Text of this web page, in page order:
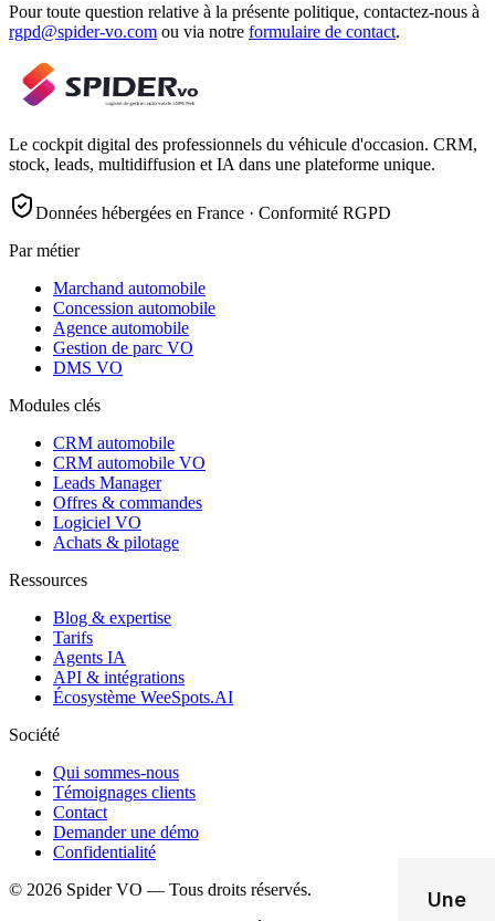
Pour toute question relative à la présente politique, contactez-nous à
rgpd@spider-vo.com ou via notre formulaire de contact.
Le cockpit digital des professionnels du véhicule d'occasion. CRM,
stock, leads, multidiffusion et IA dans une plateforme unique.
Données hébergées en France · Conformité RGPD
Par métier
Marchand automobile
Concession automobile
Agence automobile
Gestion de parc VO
DMS VO
Modules clés
CRM automobile
CRM automobile VO
Leads Manager
Offres & commandes
Logiciel VO
Achats & pilotage
Ressources
Blog & expertise
Tarifs
Agents IA
API & intégrations
Écosystème WeeSpots.AI
Société
Qui sommes-nous
Témoignages clients
Contact
Demander une démo
Confidentialité
© 2026 Spider VO — Tous droits réservés.